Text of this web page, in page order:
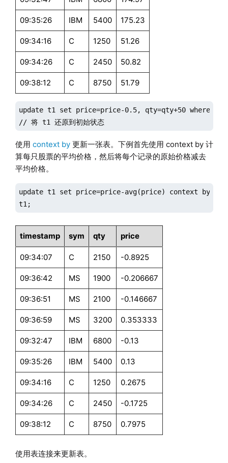
09:35:26 IBM 5400 175.23
09:34:16 C 1250 51.26
09:34:26 C 2450 50.82
09:38:12 C 8750 51.79
update t1 set price=price-0.5, qty=qty+50 where
// 将 t1 还原到初始状态
使用 context by更新一张表。下例首先使用 context by 计
算每只股票的平均价格，然后将每个记录的原始价格减去
平均价格。
update t1 set price=price-avg(price) context by
t1;
timestamp sym qty price
09:34:07 C 2150 -0.8925
09:36:42 MS 1900 -0.206667
09:36:51 MS 2100 -0.146667
09:36:59 MS 3200 0.353333
09:32:47 IBM 6800 -0.13
09:35:26 IBM 5400 0.13
09:34:16 C 1250 0.2675
09:34:26 C 2450 -0.1725
09:38:12 C 8750 0.7975
使用表连接来更新表。